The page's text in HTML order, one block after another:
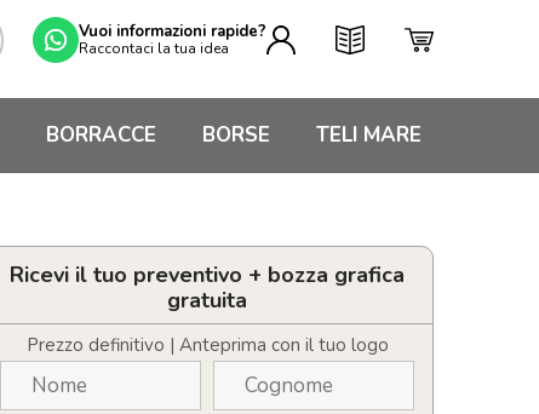
Vuoi informazioni rapide?
Raccontaci la tua idea
BORRACCE BORSE TELI MARE
Ricevi il tuo preventivo + bozza grafica
gratuita
Prezzo definitivo | Anteprima con il tuo logo